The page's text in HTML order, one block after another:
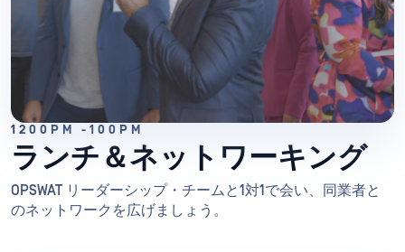
1200PM -100PM
ランチ＆ネットワーキング
OPSWAT リーダーシップ・チームと1対1で会い、同業者と
のネットワークを広げましょう。